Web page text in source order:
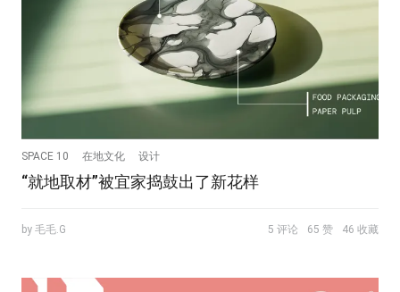
SPACE 10 在地文化 设计
“就地取材”被宜家捣鼓出了新花样
by 毛毛.G 5 评论 65 赞 46 收藏